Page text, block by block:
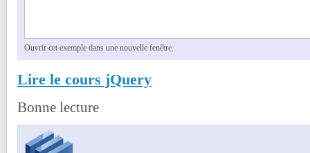
Ouvrir cet exemple dans une nouvelle fenêtre.
Lire le cours jQuery
Bonne lecture